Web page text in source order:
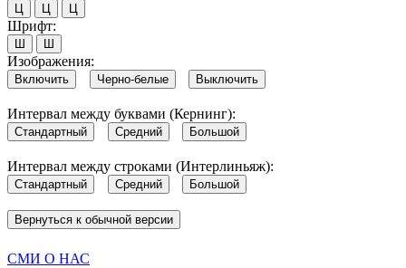
Ц Ц Ц
Шрифт:
Ш Ш
Изображения:
Включить Черно-белые Выключить
Интервал между буквами (Кернинг):
Стандартный Средний Большой
Интервал между строками (Интерлиньяж):
Стандартный Средний Большой
Вернуться к обычной версии
СМИ О НАС